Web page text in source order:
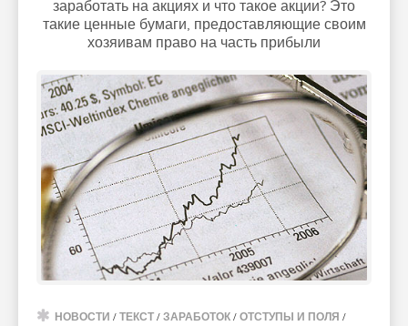
заработать на акциях и что такое акции? Это
такие ценные бумаги, предоставляющие своим
хозяивам право на часть прибыли
НОВОСТИ / ТЕКСТ / ЗАРАБОТОК / ОТСТУПЫ И ПОЛЯ /